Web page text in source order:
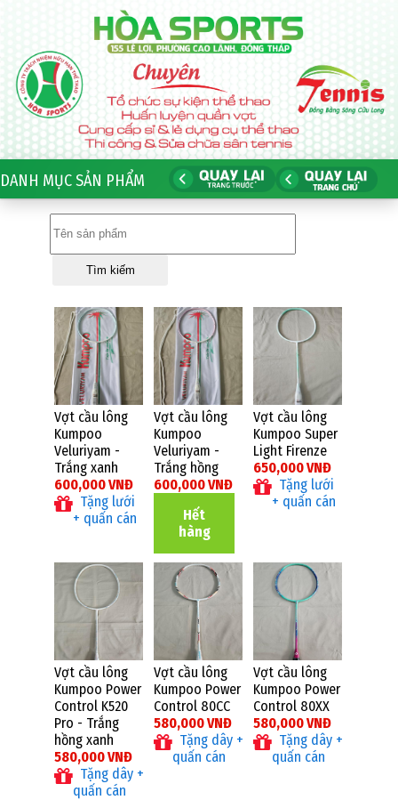
DANH MỤC SẢN PHẨM
Tìm kiếm
Vợt cầu lông
Kumpoo
Veluriyam -
Trắng xanh
600,000 VNĐ
Tặng lưới
+ quấn cán
Vợt cầu lông
Kumpoo
Veluriyam -
Trắng hồng
600,000 VNĐ
Hết
hàng
Vợt cầu lông
Kumpoo Super
Light Firenze
650,000 VNĐ
Tặng lưới
+ quấn cán
Vợt cầu lông
Kumpoo Power
Control K520
Pro - Trắng
hồng xanh
580,000 VNĐ
Tặng dây +
quấn cán
Vợt cầu lông
Kumpoo Power
Control 80CC
580,000 VNĐ
Tặng dây +
quấn cán
Vợt cầu lông
Kumpoo Power
Control 80XX
580,000 VNĐ
Tặng dây +
quấn cán